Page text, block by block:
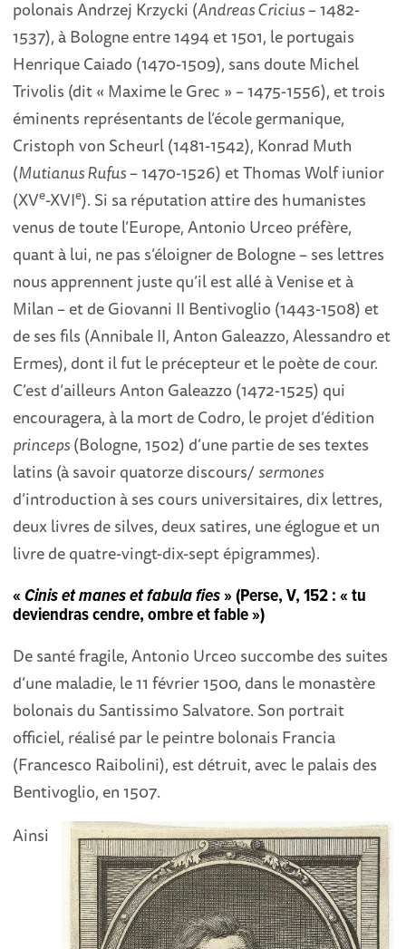
polonais Andrzej Krzycki (Andreas Cricius– 1482-
1537), à Bologne entre 1494 et 1501, le portugais
Henrique Caiado (1470-1509), sans doute Michel
Trivolis (dit « Maxime le Grec » – 1475-1556), et trois
éminents représentants de l’école germanique,
Cristoph von Scheurl (1481-1542), Konrad Muth
(Mutianus Rufus– 1470-1526) et Thomas Wolf iunior
(XVe-XVIe). Si sa réputation attire des humanistes
venus de toute l’Europe, Antonio Urceo préfère,
quant à lui, ne pas s’éloigner de Bologne – ses lettres
nous apprennent juste qu’il est allé à Venise et à
Milan – et de Giovanni II Bentivoglio (1443-1508) et
de ses fils (Annibale II, Anton Galeazzo, Alessandro et
Ermes), dont il fut le précepteur et le poète de cour.
C’est d’ailleurs Anton Galeazzo (1472-1525) qui
encouragera, à la mort de Codro, le projet d’édition
princeps(Bologne, 1502) d’une partie de ses textes
latins (à savoir quatorze discours/sermones
d’introduction à ses cours universitaires, dix lettres,
deux livres de silves, deux satires, une églogue et un
livre de quatre-vingt-dix-sept épigrammes).
«Cinis et manes et fabula fies» (Perse, V, 152 : « tu
deviendras cendre, ombre et fable »)
De santé fragile, Antonio Urceo succombe des suites
d’une maladie, le 11 février 1500, dans le monastère
bolonais du Santissimo Salvatore. Son portrait
officiel, réalisé par le peintre bolonais Francia
(Francesco Raibolini), est détruit, avec le palais des
Bentivoglio, en 1507.
Ainsi